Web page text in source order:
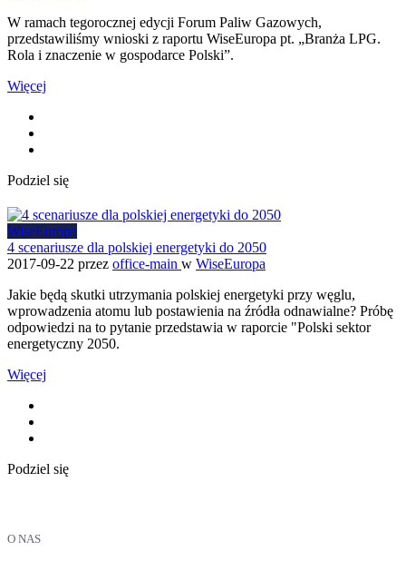
W ramach tegorocznej edycji Forum Paliw Gazowych,
przedstawiliśmy wnioski z raportu WiseEuropa pt. „Branża LPG.
Rola i znaczenie w gospodarce Polski”.
Więcej
Podziel się
WiseEuropa
4 scenariusze dla polskiej energetyki do 2050
2017-09-22 przez office-main w WiseEuropa
Jakie będą skutki utrzymania polskiej energetyki przy węglu,
wprowadzenia atomu lub postawienia na źródła odnawialne? Próbę
odpowiedzi na to pytanie przedstawia w raporcie "Polski sektor
energetyczny 2050.
Więcej
Podziel się
O NAS